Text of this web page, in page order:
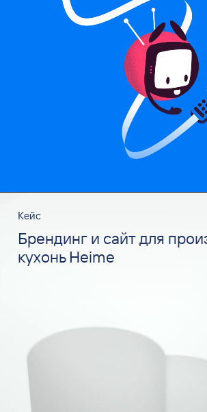
Кейс
Брендинг и сайт для
кухонь Heime